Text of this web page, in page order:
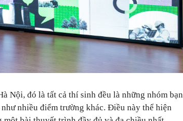
Nội, đó là tất cả thí sinh đều là những nhóm bạn
nhiều điểm trường khác. Điều này thể hiện